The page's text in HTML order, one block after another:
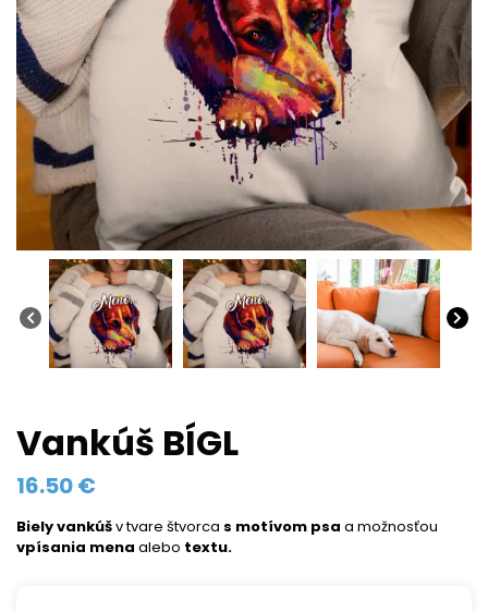
Vankúš BÍGL
16.50€
Biely vankúšv tvare štvorca s motívom psa a možnosťou
vpísania mena alebo textu.